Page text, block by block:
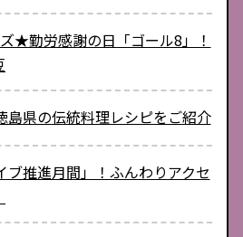
★勤労感謝の日「ゴール8」！
島県の伝統料理レシピをご紹介
ブ推進月間」！ふんわりアクセ